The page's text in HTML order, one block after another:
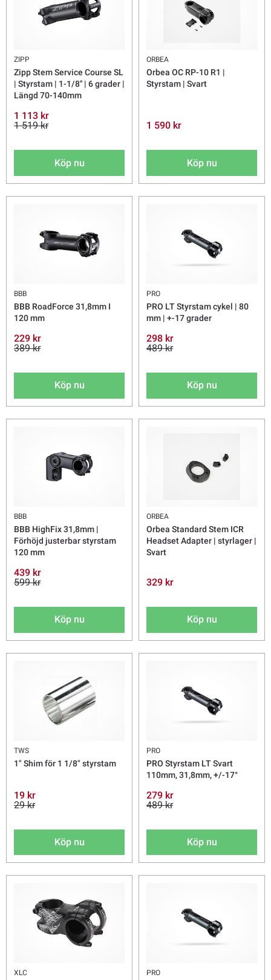
ZIPP
Zipp Stem Service Course SL
| Styrstam | 1-1/8'' | 6 grader |
Längd 70-140mm
1 113 kr
1 519 kr
Köp nu
ORBEA
Orbea OC RP-10 R1 |
Styrstam | Svart
1 590 kr
Köp nu
BBB
BBB RoadForce 31,8mm I
120 mm
229 kr
389 kr
Köp nu
PRO
PRO LT Styrstam cykel | 80
mm | +-17 grader
298 kr
489 kr
Köp nu
BBB
BBB HighFix 31,8mm |
Förhöjd justerbar styrstam
120 mm
439 kr
599 kr
Köp nu
ORBEA
Orbea Standard Stem ICR
Headset Adapter | styrlager |
Svart
329 kr
Köp nu
TWS
1" Shim för 1 1/8" styrstam
19 kr
29 kr
Köp nu
PRO
PRO Styrstam LT Svart
110mm, 31,8mm, +/-17°
279 kr
489 kr
Köp nu
XLC PRO